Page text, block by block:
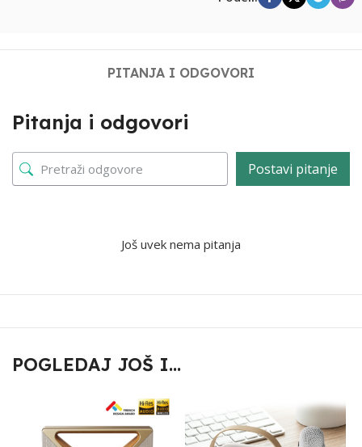
PITANJA I ODGOVORI
Pitanja i odgovori
Postavi pitanje
Još uvek nema pitanja
POGLEDAJ JOŠ I...